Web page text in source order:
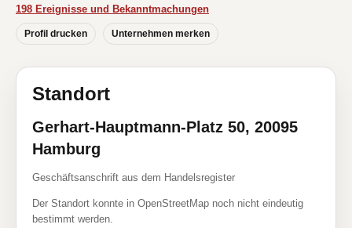
198 Ereignisse und Bekanntmachungen
Profil drucken Unternehmen merken
Standort
Gerhart-Hauptmann-Platz 50, 20095
Hamburg
Geschäftsanschrift aus dem Handelsregister
Der Standort konnte in OpenStreetMap noch nicht eindeutig
bestimmt werden.